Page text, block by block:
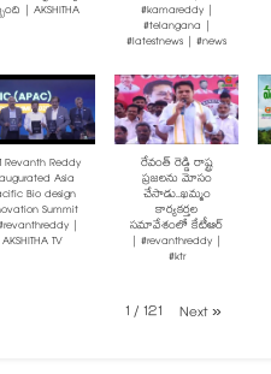
| AKSHITHA #kamareddy |
#telangana |
#latestnews | #news
Revanth Reddy
Asia
Bio design
Summit
|
AKSHITHA TV
రేవంత్ రెడ్డి రాష్ట్ర
ప్రజలను మోసం
చేసాడు..ఖమ్మం
కార్యకర్తల
సమావేశంలో కేటీఆర్
| #revanthreddy |
#ktr
1 / 121 Next»